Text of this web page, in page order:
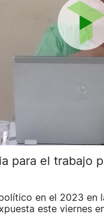
para el trabajo
en el 2023
este viernes